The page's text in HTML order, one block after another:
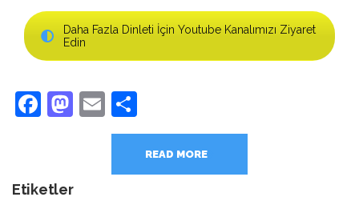
Daha Fazla Dinleti İçin Youtube Kanalımızı Ziyaret
Edin
Facebook
Mastodon
Email
READ MORE
Etiketler